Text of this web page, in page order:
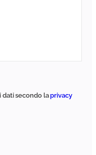
dati secondo laprivacy